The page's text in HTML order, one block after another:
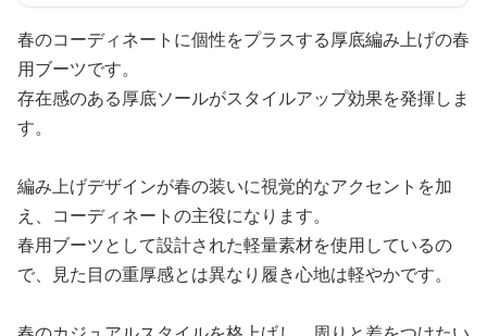
春のコーディネートに個性をプラスする厚底編み上げの春
用ブーツです。
存在感のある厚底ソールがスタイルアップ効果を発揮しま
す。
編み上げデザインが春の装いに視覚的なアクセントを加
え、コーディネートの主役になります。
春用ブーツとして設計された軽量素材を使用しているの
で、見た目の重厚感とは異なり履き心地は軽やかです。